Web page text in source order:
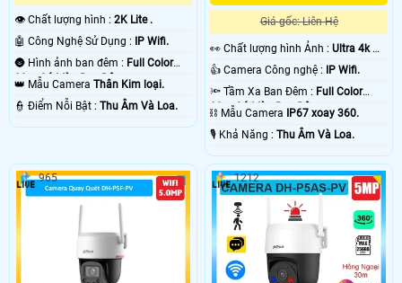
👁 Chất lượng hình : 2K Lite .
🤖️ Công Nghệ Sử Dụng :
IP Wifi.
🌚 Hình ảnh ban đêm : Full Color
30m Có Màu Ban Ðêm.
👑 Mẫu Camera Thân Kim loại.
️👮 Điểm Nỗi Bật : Thu Âm Và Loa.
Giá gốc: Liên Hệ
️👀 Chất lượng hình Ảnh :Ultra 4k 👍🏾
.
👍 Camera Công nghệ : IP Wifi.
🔦 Tầm Xa Ban Đêm : Full Color
30m Có Màu Ban Ðêm.
⛓ Mẫu Camera IP67 xoay 360.
️🎙 Khả Năng :Thu Âm Và Loa.
965 1212